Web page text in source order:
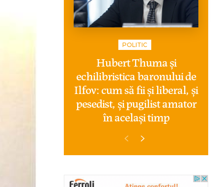
POLITIC
Hubert Thuma și
echilibristica baronului de
Ilfov: cum să fii și liberal, și
pesedist, și pugilist amator
în același timp